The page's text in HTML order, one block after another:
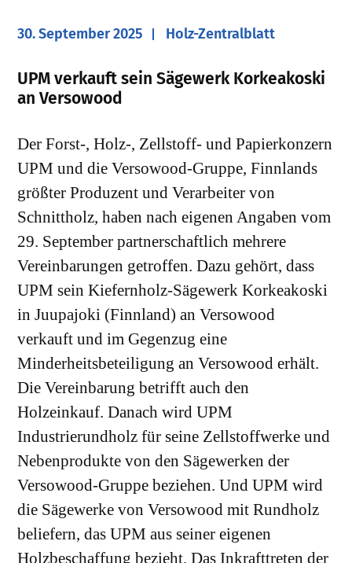
30. September 2025 Holz-Zentralblatt
UPM verkauft sein Sägewerk Korkeakoski
an Versowood
Der Forst-, Holz-, Zellstoff- und Papierkonzern
UPM und die Versowood-Gruppe, Finnlands
größter Produzent und Verarbeiter von
Schnittholz, haben nach eigenen Angaben vom
29. September partnerschaftlich mehrere
Vereinbarungen getroffen. Dazu gehört, dass
UPM sein Kiefernholz-Sägewerk Korkeakoski
in Juupajoki (Finnland) an Versowood
verkauft und im Gegenzug eine
Minderheitsbeteiligung an Versowood erhält.
Die Vereinbarung betrifft auch den
Holzeinkauf. Danach wird UPM
Industrierundholz für seine Zellstoffwerke und
Nebenprodukte von den Sägewerken der
Versowood-Gruppe beziehen. Und UPM wird
die Sägewerke von Versowood mit Rundholz
beliefern, das UPM aus seiner eigenen
Holzbeschaffung bezieht. Das Inkrafttreten der